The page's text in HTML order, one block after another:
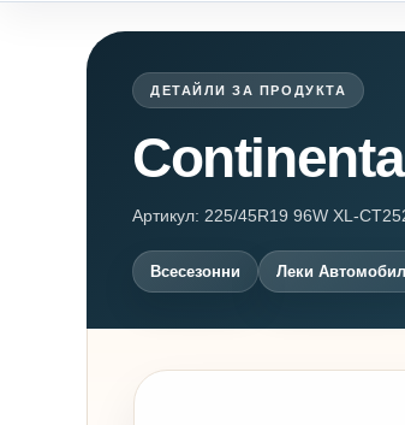
ДЕТАЙЛИ ЗА ПРОДУКТА
Артикул: 225/45R19 96W XL-
Всесезонни Леки